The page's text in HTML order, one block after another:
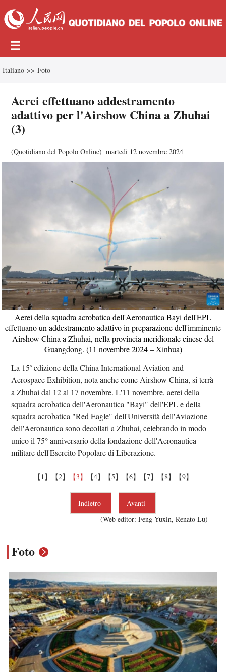
Italiano >> Foto
Aerei effettuano addestramento
adattivo per l'Airshow China a Zhuhai
(3)
(Quotidiano del Popolo Online) martedì 12 novembre 2024
Aerei della squadra acrobatica dell'Aeronautica Bayi dell'EPL
effettuano un addestramento adattivo in preparazione dell'imminente
Airshow China a Zhuhai, nella provincia meridionale cinese del
Guangdong. (11 novembre 2024 – Xinhua)
La 15ª edizione della China International Aviation and
Aerospace Exhibition, nota anche come Airshow China, si terrà
a Zhuhai dal 12 al 17 novembre. L'11 novembre, aerei della
squadra acrobatica dell'Aeronautica "Bayi" dell'EPL e della
squadra acrobatica "Red Eagle" dell'Università dell'Aviazione
dell'Aeronautica sono decollati a Zhuhai, celebrando in modo
unico il 75° anniversario della fondazione dell'Aeronautica
militare dell'Esercito Popolare di Liberazione.
【1】 【2】 【3】 【4】 【5】 【6】 【7】 【8】 【9】
Indietro
Avanti
(Web editor: Feng Yuxin, Renato Lu)
Foto